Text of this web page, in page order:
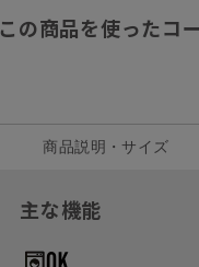
この商品を使ったコ
商品説明・サイズ
主な機能